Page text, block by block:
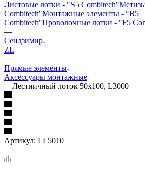
Листовые лотки - "S5 Combitech"
Combitech"Монтажные элементы - "B5
Combitech"Проволочные лотки - "F5
—
Сендзимир
ZL
—
Прямые элементы
Аксессуары монтажные
—Лестничный лоток 50х100, L3000
Артикул: LL5010